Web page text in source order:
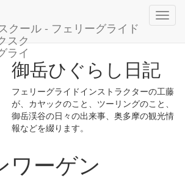
クール - フェリーグライド
御岳ひぐらし日記
フェリーグライドインストラクターの工藤
が、カヤックのこと、ツーリングのこと、
御岳渓谷の日々の出来事、奥多摩の観光情
報などを綴ります。
ワーゲン